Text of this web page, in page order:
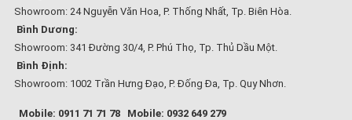
Showroom: 24 Nguyễn Văn Hoa, P. Thống Nhất, Tp. Biên Hòa.
Bình Dương:
Showroom: 341 Đường 30/4, P. Phú Thọ, Tp. Thủ Dầu Một.
Bình Định:
Showroom: 1002 Trần Hưng Đạo, P. Đống Đa, Tp. Quy Nhơn.
Mobile: 0911 71 71 78
Mobile: 0932 649 279